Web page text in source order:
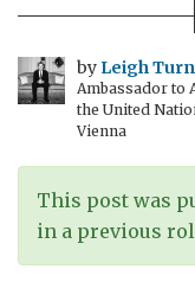
в
by Leigh
Ambassador to
the United
Vienna
This post was
in a previous